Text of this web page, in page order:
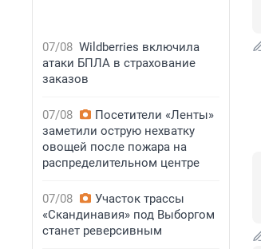
07/08 Wildberries включила
атаки БПЛА в страхование
заказов
07/08
Посетители «Ленты»
заметили острую нехватку
овощей после пожара на
распределительном центре
07/08
Участок трассы
«Скандинавия» под Выборгом
станет реверсивным